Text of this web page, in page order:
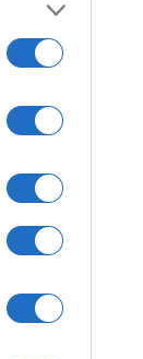
Οι
το